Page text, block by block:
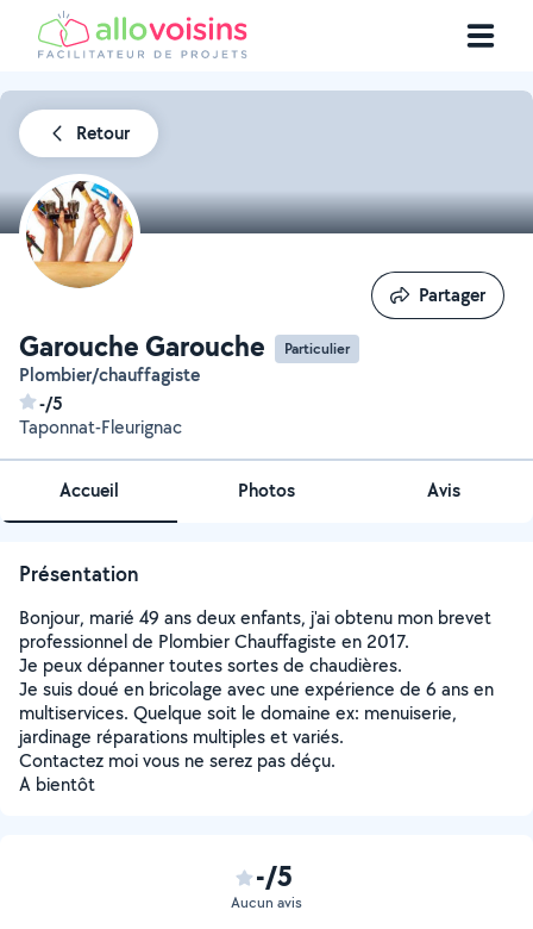
Retour
Garouche Garouche Particulier
Plombier/chauffagiste
-/5
Taponnat-Fleurignac
Partager
Partager
Accueil Photos Avis
Présentation
Bonjour, marié 49 ans deux enfants, j'ai obtenu mon brevet
professionnel de Plombier Chauffagiste en 2017.
Je peux dépanner toutes sortes de chaudières.
Je suis doué en bricolage avec une expérience de 6 ans en
multiservices. Quelque soit le domaine ex: menuiserie,
jardinage réparations multiples et variés.
Contactez moi vous ne serez pas déçu.
A bientôt
-/5
Aucun avis